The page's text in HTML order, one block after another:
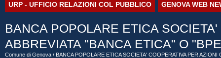
URP - UFFICIO RELAZIONI COL PUBBLICO GENOVA WEB
BANCA POPOLARE ETICA
ABBREVIATA "BANCA ETICA" O
Comune di Genova / BANCA POPOLARE ETICA SOCIETA' COOPERATIVA PER